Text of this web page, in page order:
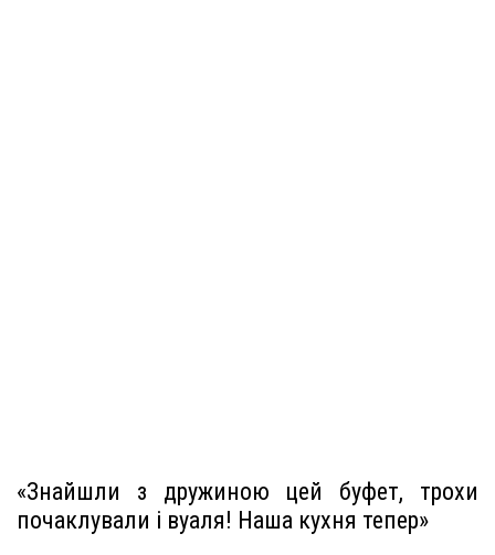
«Знайшли з дружиною цей буфет, трохи
почаклували і вуаля! Наша кухня тепер»